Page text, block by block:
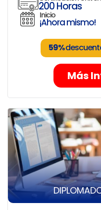
200 Horas
Inicio
¡Ahora mismo!
59%
Más